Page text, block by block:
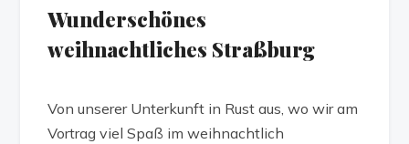
Wunderschönes
weihnachtliches Straßburg
Von unserer Unterkunft in Rust aus, wo wir am
Vortrag viel Spaß im weihnachtlich